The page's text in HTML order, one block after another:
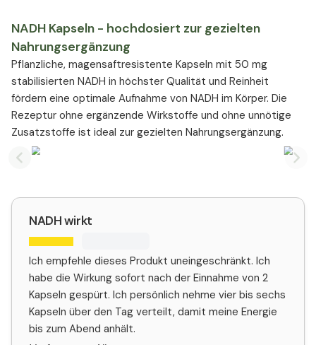
NADH Kapseln - hochdosiert zur gezielten
Nahrungsergänzung
Pflanzliche, magensaftresistente Kapseln mit 50 mg
stabilisierten NADH in höchster Qualität und Reinheit
fördern eine optimale Aufnahme von NADH im Körper. Die
Rezeptur ohne ergänzende Wirkstoffe und ohne unnötige
Zusatzstoffe ist ideal zur gezielten Nahrungsergänzung.
Previous slide
NADH wirkt
Ich empfehle dieses Produkt uneingeschränkt. Ich
habe die Wirkung sofort nach der Einnahme von 2
Kapseln gespürt. Ich persönlich nehme vier bis sechs
Kapseln über den Tag verteilt, damit meine Energie
bis zum Abend anhält.